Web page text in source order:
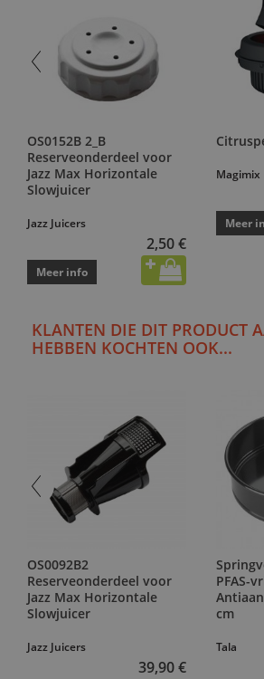
OS0152B 2_B
Reserveonderdeel voor
Jazz Max Horizontale
Slowjuicer
Jazz Juicers
2,50 €
Meer info
Magimix
Meer
KLANTEN DIE DIT PRODUCT
HEBBEN KOCHTEN OOK...
OS0092B2
Reserveonderdeel voor
Jazz Max Horizontale
Slowjuicer
Jazz Juicers
39,90 €
PFAS-
cm
Tala